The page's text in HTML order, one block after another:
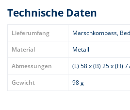
Technische Daten
Lieferumfang
Marschkompass,
Material
Metall
Abmessungen
(L) 58 x (B) 25 x (H)
Gewicht
98 g